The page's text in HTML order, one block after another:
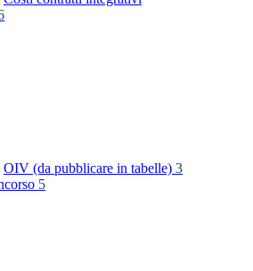
OIV (da pubblicare in tabelle) 3
5